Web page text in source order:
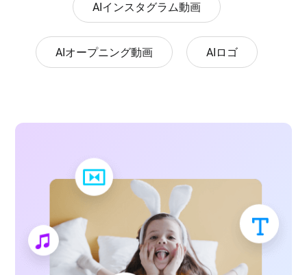
AIインスタグラム動画
AIオープニング動画 AIロゴ